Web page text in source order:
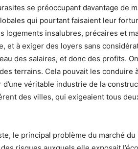
se préoccupant davantage de
qui pourtant faisaient leur
logements insalubres, précaires et
et à exiger des loyers sans
des salaires, et donc des profits.
terrains. Cela pouvait les conduire
véritable industrie de la
des villes, qui exigeaient tous
le principal problème du marché